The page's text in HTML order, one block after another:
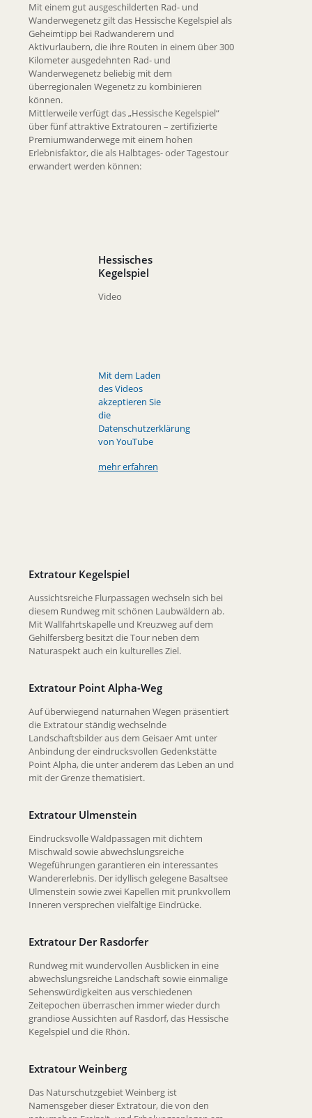
Mit einem gut ausgeschilderten Rad- und
Wanderwegenetz gilt das Hessische Kegelspiel als
Geheimtipp bei Radwanderern und
Aktivurlaubern, die ihre Routen in einem über 300
Kilometer ausgedehnten Rad- und
Wanderwegenetz beliebig mit dem
überregionalen Wegenetz zu kombinieren
können.
Mittlerweile verfügt das „Hessische Kegelspiel“
über fünf attraktive Extratouren – zertifizierte
Premiumwanderwege mit einem hohen
Erlebnisfaktor, die als Halbtages- oder Tagestour
erwandert werden können:
Hessisches
Kegelspiel
Video
Mit dem Laden
des Videos
akzeptieren Sie
die
Datenschutzerklärung
von YouTube
mehr erfahren
Extratour Kegelspiel
Aussichtsreiche Flurpassagen wechseln sich bei
diesem Rundweg mit schönen Laubwäldern ab.
Mit Wallfahrtskapelle und Kreuzweg auf dem
Gehilfersberg besitzt die Tour neben dem
Naturaspekt auch ein kulturelles Ziel.
Extratour Point Alpha-Weg
Auf überwiegend naturnahen Wegen präsentiert
die Extratour ständig wechselnde
Landschaftsbilder aus dem Geisaer Amt unter
Anbindung der eindrucksvollen Gedenkstätte
Point Alpha, die unter anderem das Leben an und
mit der Grenze thematisiert.
Extratour Ulmenstein
Eindrucksvolle Waldpassagen mit dichtem
Mischwald sowie abwechslungsreiche
Wegeführungen garantieren ein interessantes
Wandererlebnis. Der idyllisch gelegene Basaltsee
Ulmenstein sowie zwei Kapellen mit prunkvollem
Inneren versprechen vielfältige Eindrücke.
Extratour Der Rasdorfer
Rundweg mit wundervollen Ausblicken in eine
abwechslungsreiche Landschaft sowie einmalige
Sehenswürdigkeiten aus verschiedenen
Zeitepochen überraschen immer wieder durch
grandiose Aussichten auf Rasdorf, das Hessische
Kegelspiel und die Rhön.
Extratour Weinberg
Das Naturschutzgebiet Weinberg ist
Namensgeber dieser Extratour, die von den